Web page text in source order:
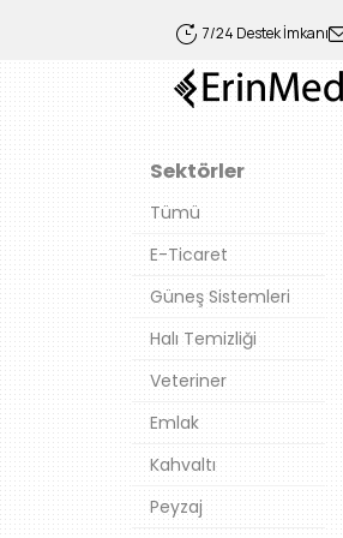
Sektörler
Tümü
E-Ticaret
Güneş Sistemleri
Halı Temizliği
Veteriner
Emlak
Kahvaltı
Peyzaj
7/24 Destek İmkanı